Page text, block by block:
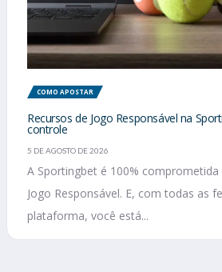
COMO APOSTAR
Recursos de Jogo Responsável na
controle
5 DE AGOSTO DE 2026
A Sportingbet é 100%
Jogo Responsável. E, com todas as
plataforma, você está...